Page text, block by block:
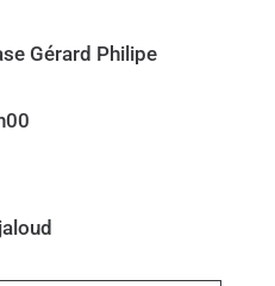
Gérard Philipe